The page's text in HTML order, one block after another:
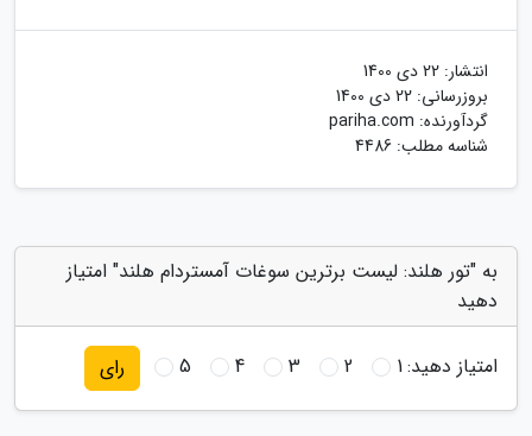
انتشار: 22 دی 1400
بروزرسانی: 22 دی 1400
گردآورنده: pariha.com
شناسه مطلب: 4486
به "تور هلند: لیست برترین سوغات آمستردام هلند" امتیاز
دهید
امتیاز دهید:1
2
3
4
5 رای